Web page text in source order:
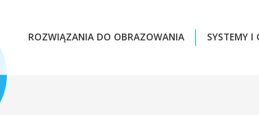
ROZWIĄZANIA DO OBRAZOWANIA SYSTEMY I